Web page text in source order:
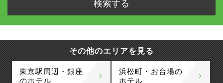
その他のエリアを見る
東京駅周辺・銀座
のホテル
浜松町・お台場の
ホテル